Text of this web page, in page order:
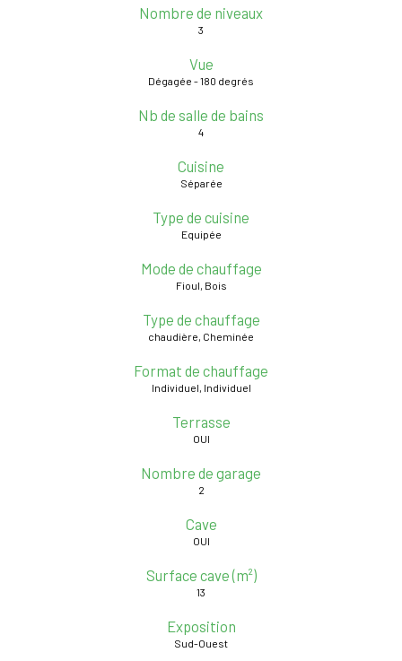
Nombre de niveaux
3
Vue
Dégagée - 180 degrés
Nb de salle de bains
4
Cuisine
Séparée
Type de cuisine
Equipée
Mode de chauffage
Fioul, Bois
Type de chauffage
chaudière, Cheminée
Format de chauffage
Individuel, Individuel
Terrasse
OUI
Nombre de garage
2
Cave
OUI
Surface cave (m²)
13
Exposition
Sud-Ouest